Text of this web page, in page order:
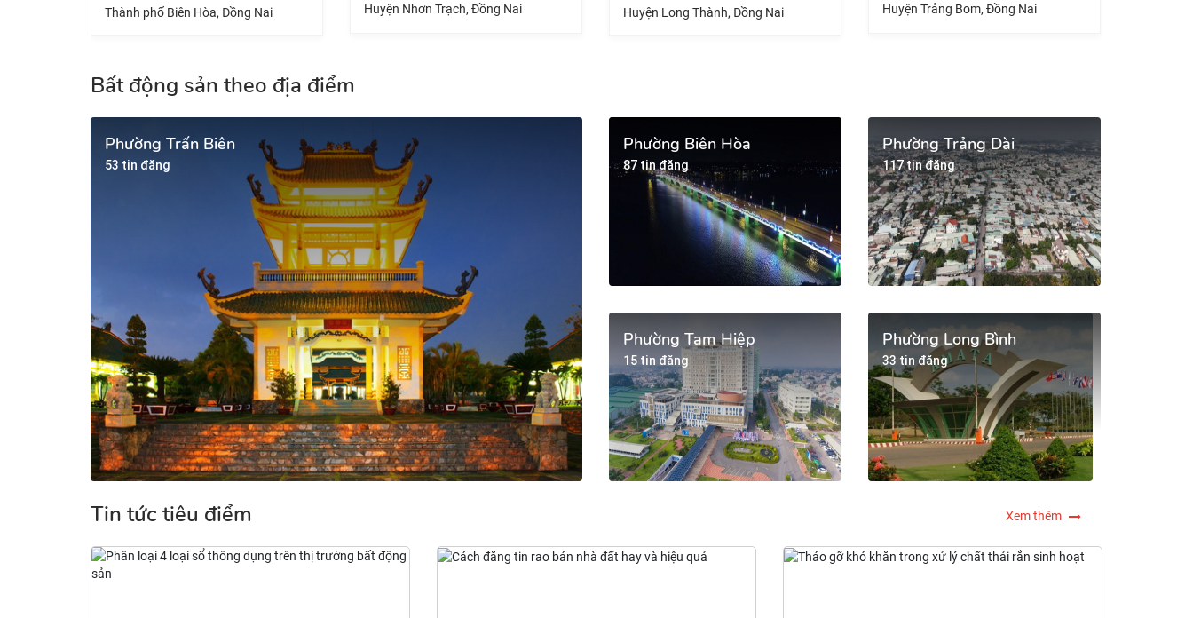
Biên Hòa, Đồng Nai Huyện Nhơn Trạch, Đồng Nai Huyện Long Thành, Đồng Nai Huyện Trảng Bom, Đồng Nai Huyện Nhơn Trạch, Đồng Nai
Bất động sản theo địa điểm
Phường Trấn Biên
53 tin đăng
Phường Biên Hòa
87 tin đăng
Phường Trảng Dài
117 tin đăng
Phường Tam Hiệp
15 tin đăng
Phường Long Bình
33 tin đăng
Tin tức tiêu điểm Xem thêm